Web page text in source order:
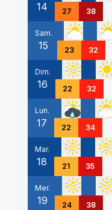
14 27 38
Sam.
15 23 32
Dim.
16 22 32
Lun.
17 22 34
Mar.
18 21 35
Mer.
19 24 38